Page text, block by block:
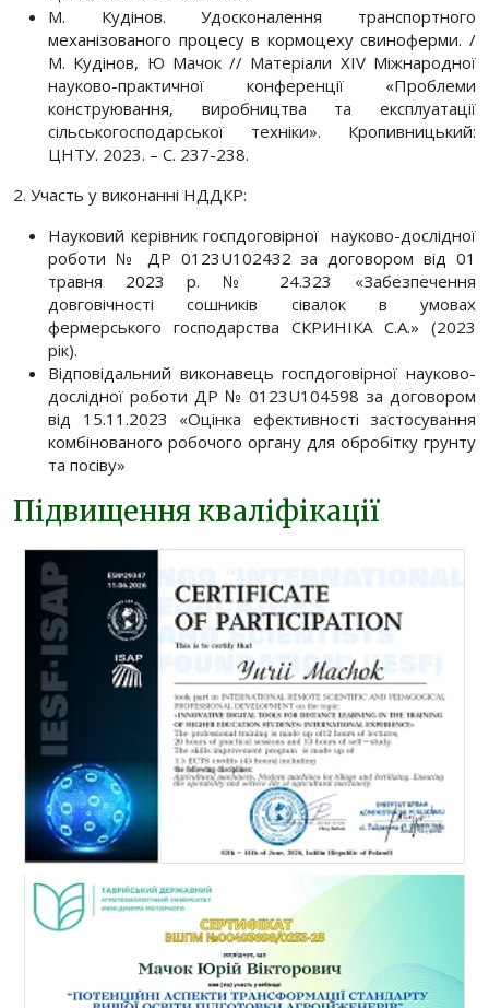
М. Кудінов. Удосконалення транспортного
механізованого процесу в кормоцеху свиноферми. /
М. Кудінов, Ю Мачок // Матеріали XІV Міжнародної
науково-практичної конференції «Проблеми
конструювання, виробництва та експлуатації
сільськогосподарської техніки». Кропивницький:
ЦНТУ. 2023. – С. 237-238.
2. Участь у виконанні НДДКР:
Науковий керівник госпдоговірної науково-дослідної
роботи № ДР 0123U102432 за договором від 01
травня 2023 р. № 24.323 «Забезпечення
довговічності сошників сівалок в умовах
фермерського господарства СКРИНІКА С.А.» (2023
рік).
Відповідальний виконавець госпдоговірної науково-
дослідної роботи ДР № 0123U104598 за договором
від 15.11.2023 «Оцінка ефективності застосування
комбінованого робочого органу для обробітку грунту
та посіву»
Підвищення кваліфікації